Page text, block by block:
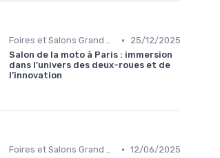
Foires et Salons Grand Public •
25/12/2025
Salon de la moto à Paris : immersion
dans l’univers des deux-roues et de
l’innovation
Foires et Salons Grand Public • 12/06/2025